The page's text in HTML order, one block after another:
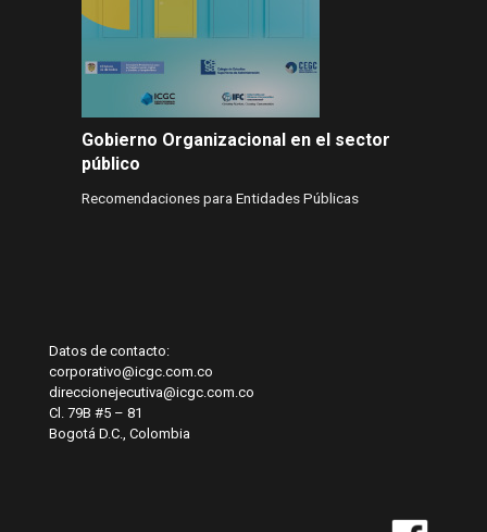
Gobierno Organizacional en el sector
público
Recomendaciones para Entidades Públicas
Datos de contacto:
corporativo@icgc.com.co
direccionejecutiva@icgc.com.co
Cl. 79B #5 – 81
Bogotá D.C., Colombia